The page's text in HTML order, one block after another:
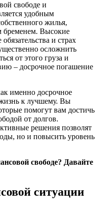
свободе и
удобным
жилья,
бременем. Высокие
и страх
осложнить
от этого груза и
– досрочное погашение
именно досрочное
к лучшему. Вы
помогут вам достичь
от долгов.
решения позволят
но и повысить уровень
свободе? Давайте
ситуации